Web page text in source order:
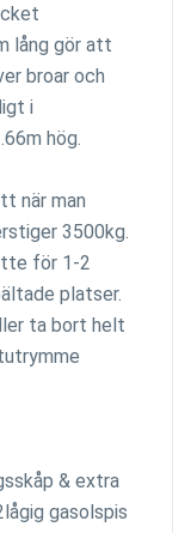
lång gör att
broar och
i
hög.
när man
3500kg.
för 1-2
platser.
ta bort helt
& extra
gasolspis